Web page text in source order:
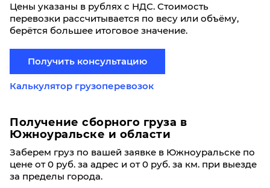
Цены указаны в рублях с НДС. Стоимость
перевозки рассчитывается по весу или объёму,
берётся большее итоговое значение.
Получить консультацию
Калькулятор грузоперевозок
Получение сборного груза в
Южноуральске и области
Заберем груз по вашей заявке в Южноуральске по
цене от 0 руб. за адрес и от 0 руб. за км. при выезде
за пределы города.